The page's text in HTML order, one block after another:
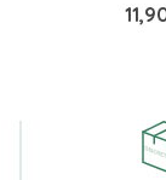
Prix